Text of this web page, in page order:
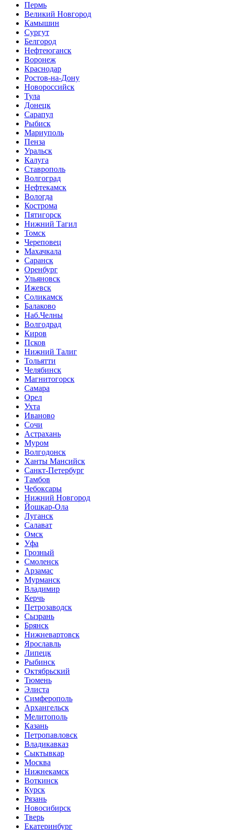
Пермь
Великий Новгород
Камышин
Сургут
Белгород
Нефтеюганск
Воронеж
Краснодар
Ростов-на-Дону
Новороссийск
Тула
Донецк
Сарапул
Рыбиск
Мариуполь
Пенза
Уральск
Калуга
Ставрополь
Волгоград
Нефтекамск
Вологда
Кострома
Пятигорск
Нижний Тагил
Томск
Череповец
Махачкала
Саранск
Оренбург
Ульяновск
Ижевск
Соликамск
Балаково
Наб.Челны
Волгодрад
Киров
Псков
Нижний Талиг
Тольятти
Челябинск
Магнитогорск
Самара
Орел
Ухта
Иваново
Сочи
Астрахань
Муром
Волгодонск
Ханты Мансийск
Санкт-Петербург
Тамбов
Чебоксары
Нижний Новгород
Йошкар-Ола
Луганск
Салават
Омск
Уфа
Грозный
Смоленск
Арзамас
Мурманск
Владимир
Керчь
Петрозаводск
Сызрань
Брянск
Нижневартовск
Ярославль
Липецк
Рыбинск
Октябрьский
Тюмень
Элиста
Симферополь
Архангельск
Мелитополь
Казань
Петропавловск
Владикавказ
Сыктывкар
Москва
Нижнекамск
Воткинск
Курск
Рязань
Новосибирск
Тверь
Екатеринбург